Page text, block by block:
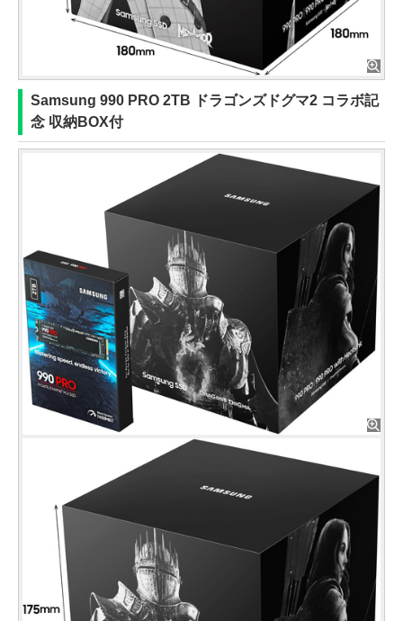
Samsung 990 PRO 2TB ドラゴンズドグマ2 コラボ記
念 収納BOX付